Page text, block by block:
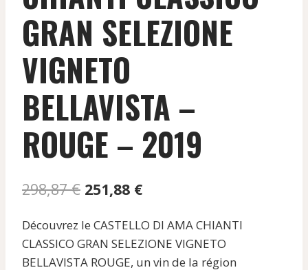
GRAN SELEZIONE
VIGNETO
BELLAVISTA –
ROUGE – 2019
298,87€ Le
initial
était :
251,88 €Le
actuel
est :
Découvrez le CASTELLO DI AMA CHIANTI
CLASSICO GRAN SELEZIONE VIGNETO
BELLAVISTA ROUGE, un vin de la région